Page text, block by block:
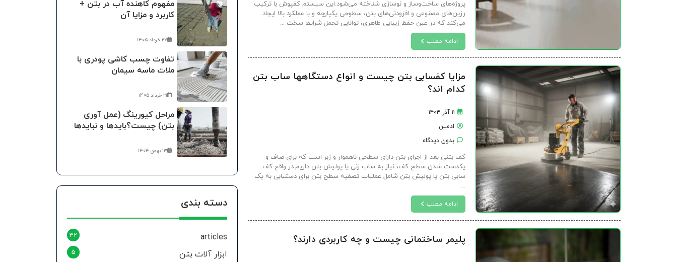
پروژه‌های ساخت‌وساز و نوسازی شناخته می‌شود.این سیستم کفپوش با ترکیب
رزین‌های مصنوعی و افزودنی‌های بتن، سطوحی یکپارچه و با عملکرد بالا ایجاد
می‌کند که در عین حفظ زیبایی ظاهری، توانایی تحمل شرایط سخت ...
ادامه مطلب
مزایا کفسابی بتن چیست و انواع دستگاهها ساب بتن
کدام اند؟
۱۱ آذر ۱۴۰۴
ادمین
بدون دیدگاه
کف بتنی بعد از اجرای بتن دارای سطحی ناهموار و زبر است که برای صاف و
یکدست شدن سطح کف، نیاز به ساب زنی یا پولیش بتن داریم.در واقع کف
سابی بتن یا پولیش بتن شامل عملیات تصفیه سطح بتن برای دستیابی به یک
...
ادامه مطلب
پلیمر ساختمانی چیست و چه کاربردی دارند؟
مفهوم کاهنده آب در بتن +
کاربرد و مزایا آن
۲۷ خرداد ۱۴۰۵
تفاوت چسب کاشی پودری با
ملات ماسه سیمان
۲۱ خرداد ۱۴۰۵
مراحل کیورینگ (عمل آوری
بتن) چیست؟بایدها و نبایدها
۱۳ بهمن ۱۴۰۴
دسته بندی
articles
32
ابزار آلات بتن 5